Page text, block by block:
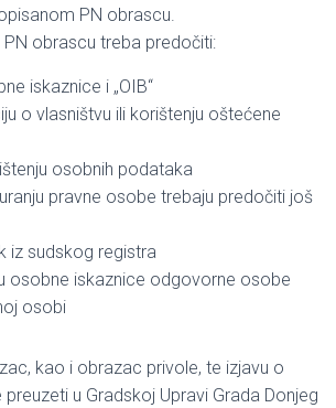
PN obrascu.
PN obrascu treba predočiti:
iskaznice i „OIB“
o vlasništvu ili korištenju oštećene
osobnih podataka
pravne osobe trebaju predočiti još
iz sudskog registra
osobne iskaznice odgovorne osobe
osobi
kao i obrazac privole, te izjavu o
u Gradskoj Upravi Grada Donjeg